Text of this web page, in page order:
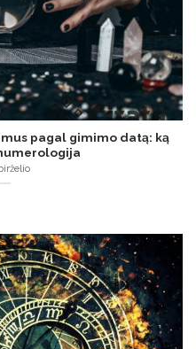
pagal gimimo datą: ką